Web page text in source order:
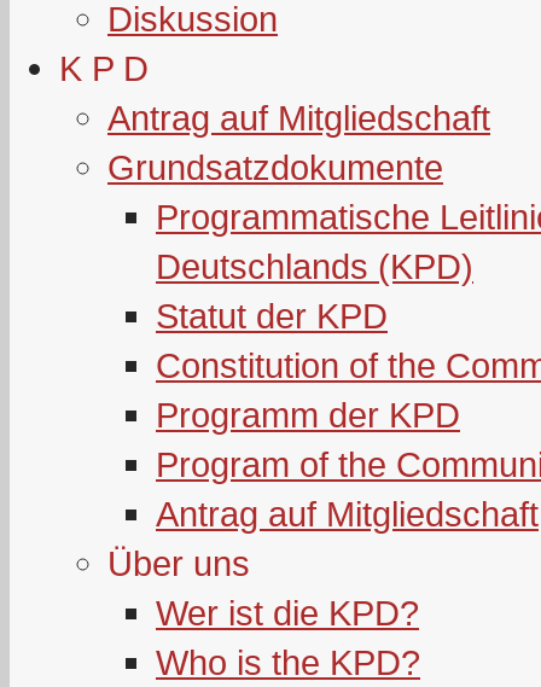
Diskussion
K P D
Antrag auf Mitgliedschaft
Grundsatzdokumente
Programmatische
Deutschlands (KPD)
Statut der KPD
Constitution of the
Programm der KPD
Program of the
Antrag auf Mitgliedschaft
Über uns
Wer ist die KPD?
Who is the KPD?